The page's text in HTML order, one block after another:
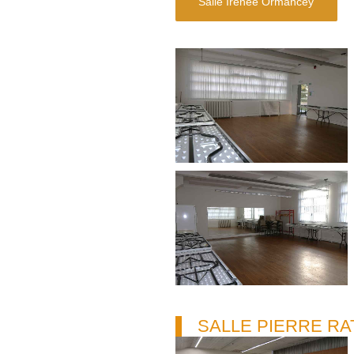
SALLE PIERRE